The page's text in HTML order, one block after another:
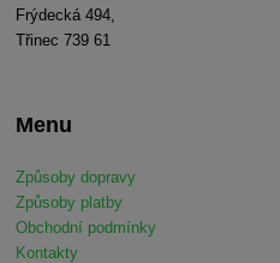
Frýdecká 494,
Třinec 739 61
Menu
Způsoby dopravy
Způsoby platby
Obchodní podmínky
Kontakty